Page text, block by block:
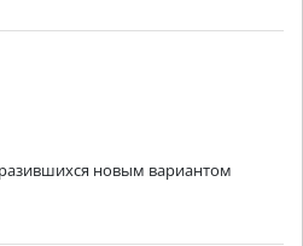
новым вариантом